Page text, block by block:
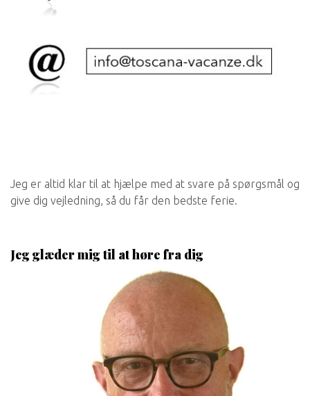
Jeg er altid klar til at hjælpe med at svare på spørgsmål og
give dig vejledning, så du får den bedste ferie.
Jeg glæder mig til at høre fra dig